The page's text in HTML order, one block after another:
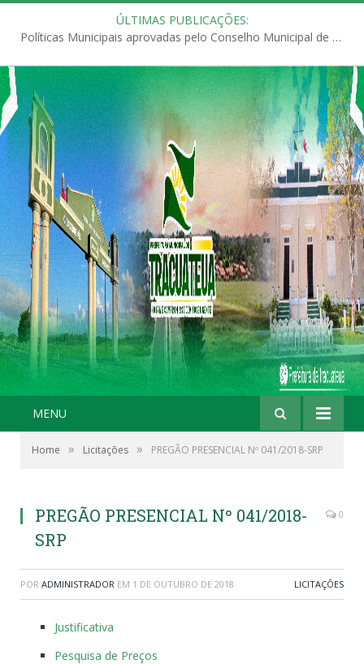
ÚLTIMAS PUBLICAÇÕES:
Políticas Municipais aprovadas pelo Conselho Municipal de Educação (CME)
MENU
Home » Licitações » PREGÃO PRESENCIAL Nº 041/2018-SRP
PREGÃO PRESENCIAL Nº 041/2018-
SRP
0
POR ADMINISTRADOR EM 1 DE OUTUBRO DE 2018 LICITAÇÕES
Justificativa
Pesquisa de Preços